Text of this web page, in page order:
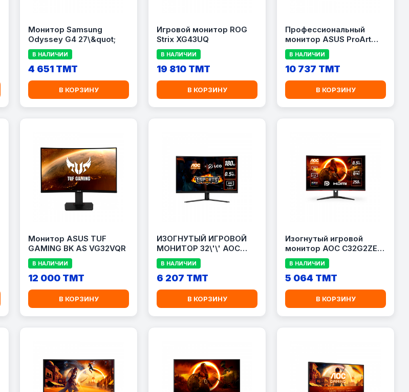
Монитор Samsung
Odyssey G4 27\&quot;
В НАЛИЧИИ
4 651 TMT
В КОРЗИНУ
Игровой монитор ROG
Strix XG43UQ
В НАЛИЧИИ
19 810 TMT
В КОРЗИНУ
Профессиональный
монитор ASUS ProArt
Display PA328QV — 31,5
дюйма
В НАЛИЧИИ
10 737 TMT
В КОРЗИНУ
Монитор ASUS TUF
GAMING BK AS VG32VQR
В НАЛИЧИИ
12 000 TMT
В КОРЗИНУ
ИЗОГНУТЫЙ ИГРОВОЙ
МОНИТОР 32\'\' AOC
CQ32G4E
В НАЛИЧИИ
6 207 TMT
В КОРЗИНУ
Изогнутый игровой
монитор AOC C32G2ZE2
31,5
В НАЛИЧИИ
5 064 TMT
В КОРЗИНУ